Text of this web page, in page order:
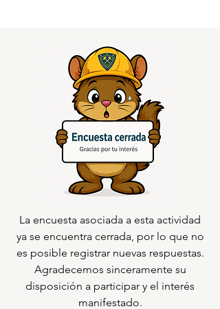
La encuesta asociada a esta actividad
ya se encuentra cerrada, por lo que no
es posible registrar nuevas respuestas.
Agradecemos sinceramente su
disposición a participar y el interés
manifestado.